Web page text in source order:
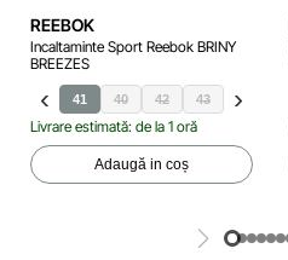
REEBOK
Incaltaminte Sport Reebok BRINY
BREEZES
41 40 42 43 44
Livrare estimată: de la 1 oră
Adaugă in coș